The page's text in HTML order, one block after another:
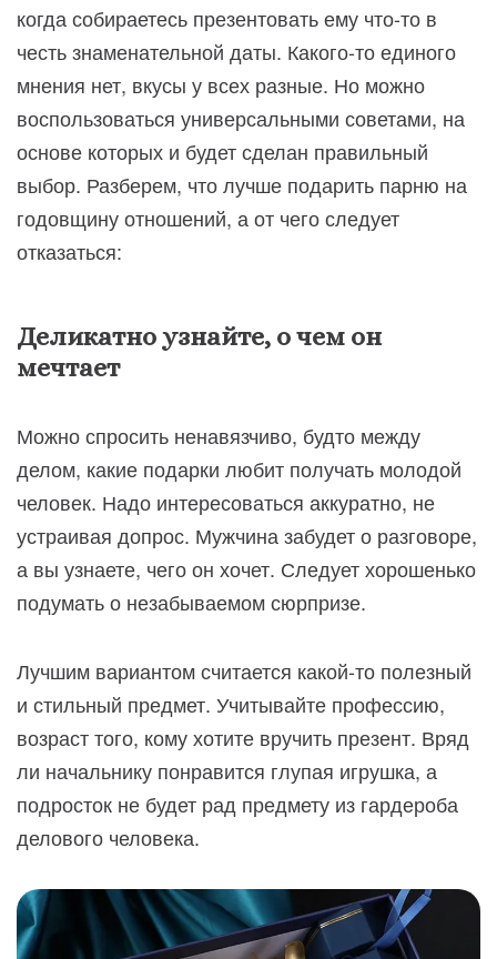
когда собираетесь презентовать ему что-то в
честь знаменательной даты. Какого-то единого
мнения нет, вкусы у всех разные. Но можно
воспользоваться универсальными советами, на
основе которых и будет сделан правильный
выбор. Разберем, что лучше подарить парню на
годовщину отношений, а от чего следует
отказаться:
Деликатно узнайте, о чем он
мечтает
Можно спросить ненавязчиво, будто между
делом, какие подарки любит получать молодой
человек. Надо интересоваться аккуратно, не
устраивая допрос. Мужчина забудет о разговоре,
а вы узнаете, чего он хочет. Следует хорошенько
подумать о незабываемом сюрпризе.
Лучшим вариантом считается какой-то полезный
и стильный предмет. Учитывайте профессию,
возраст того, кому хотите вручить презент. Вряд
ли начальнику понравится глупая игрушка, а
подросток не будет рад предмету из гардероба
делового человека.